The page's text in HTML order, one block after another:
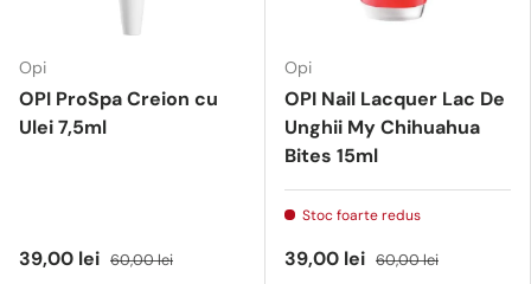
Opi
OPI ProSpa Creion cu
Ulei 7,5ml
39,00 lei 60,00 lei
Opi
OPI Nail Lacquer Lac De
Unghii My Chihuahua
Bites 15ml
Stoc foarte redus
39,00 lei 60,00 lei